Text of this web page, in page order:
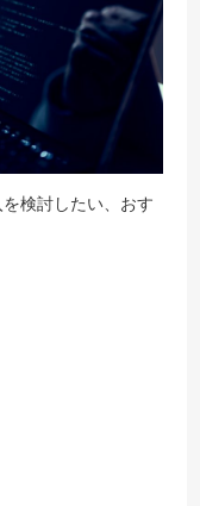
検討したい、おす